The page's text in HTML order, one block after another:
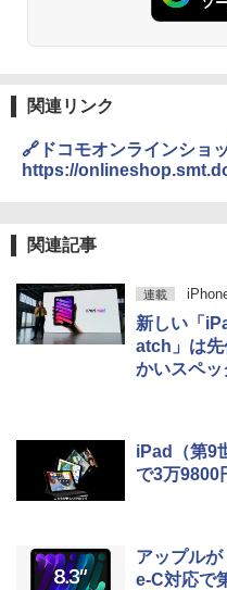
関連リンク
🔗ドコモオンラインショ
https://
関連記事
連載
新しい「
atch」は
かいスペ
iPad（第9
で3万9800
アップル
e-C対応で